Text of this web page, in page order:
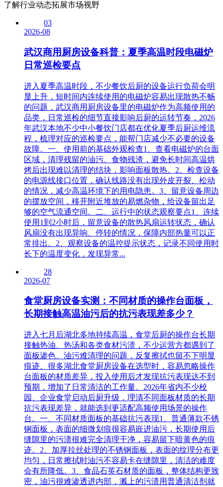
了解行业动态拓展市场视野
03
2026-08
武汉商用厨房设备科普：夏季高温时段电磁炉
日常巡检要点
进入夏季高温时段，不少餐饮后厨的设备运行负荷会明
显上升，短时间内连续使用的电磁炉容易出现散热不畅
的问题，武汉商用厨房设备里的电磁炉作为高频使用的
品类，日常巡检的细节直接影响后厨的运转节奏，2026
年武汉本地不少中小餐饮门店都在优化夏季后厨运维流
程，梳理对应的巡检要点，能帮门店减少不必要的设备
故障。一、使用前的基础外观检查1、查看电磁炉的台面
区域，清理残留的油污、食物残渣，避免长时间高温烘
烤后出现难以清理的结块，影响面板散热。2、检查设备
的电源线接口位置，确认线路没有出现外皮开裂、松动
的情况，减少高温环境下的用电隐患。3、留意设备周边
的摆放空间，移开附近堆放的易燃杂物，给设备留出足
够的空气流通空间。二、运行中的状态观察要点1、连续
使用1到2小时后，留意设备的散热风扇运转状态，确认
风扇没有出现异响、停转的情况，保障内部热量可以正
常排出。2、观察设备的温控提示状态，记录不同使用时
长下的温度变化，发现异常...
28
2026-07
食堂厨房设备实测：不同材质的操作台面板，
长期接触高温油污后的抗污表现差多少？
进入七月后湖北多地持续高温，食堂后厨的操作台长期
接触热油、热汤和各类食材污渍，不少运营方都遇到了
面板渗色、油污难清理的问题，反复擦拭也留不下明显
痕迹。很多湖北食堂厨房设备在选型时，容易忽略操作
台面板的材质差异，投入使用后才发现抗污表现达不到
预期，增加了日常清洁的工作量。2026年省内不少校
园、企业食堂启动后厨升级，理清不同面板材质的长期
抗污表现差异，就能选到更适配高频使用场景的操作
台。一、不同材质面板的基础抗污表现1、普通薄款不锈
钢面板，表面的细微划痕很容易嵌进油污，长期使用后
缝隙里的污渍很难完全清理干净，容易留下暗黄色的痕
迹。2、加厚拉丝处理的不锈钢面板，表面的纹理分布更
均匀，日常擦拭时油污不容易卡在缝隙里，清洁的难度
会有所降低。3、食品石英石材质的面板，整体结构更致
密，油污很难渗透进内部，溅上的污渍用普通清洁剂就